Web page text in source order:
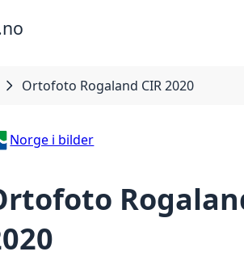
Ortofoto Rogaland CIR 2020
Norge i bilder